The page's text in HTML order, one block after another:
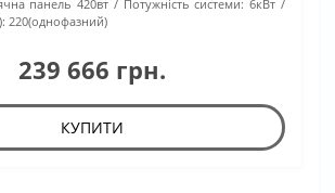
панель 420вт
Потужність системи: 6кВт
220(однофазний)
239 666 грн.
КУПИТИ